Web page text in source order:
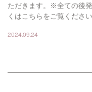
ただきます。※全ての後
くはこちらをご覧くださ
2024.09.24